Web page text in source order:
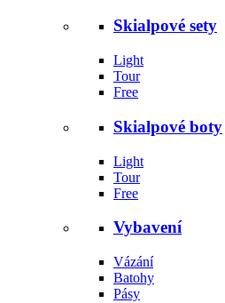
Skialpové sety
Light
Tour
Free
Skialpové boty
Light
Tour
Free
Vybavení
Vázání
Batohy
Pásy